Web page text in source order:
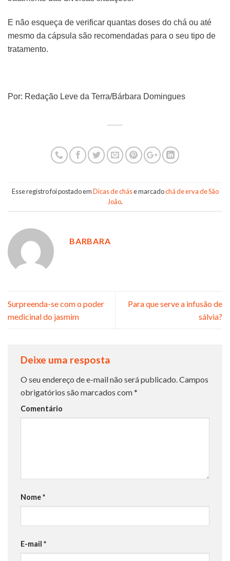
E não esqueça de verificar quantas doses do chá ou até
mesmo da cápsula são recomendadas para o seu tipo de
tratamento.
Por: Redação Leve da Terra/Bárbara Domingues
Esse registro foi postado emDicas de cháse marcadochá de erva de São
João.
BARBARA
Surpreenda-se com o poder
medicinal do jasmim
Para que serve a infusão de
sálvia?
Deixe uma resposta
O seu endereço de e-mail não será publicado.Campos
obrigatórios são marcados com*
Comentário
Nome*
E-mail *